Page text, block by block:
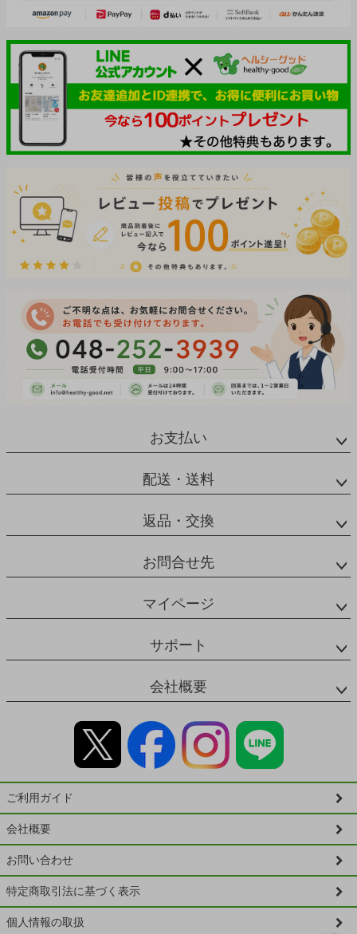
お支払い
配送・送料
返品・交換
お問合せ先
マイページ
サポート
会社概要
ご利用ガイド
会社概要
お問い合わせ
特定商取引法に基づく表示
個人情報の取扱